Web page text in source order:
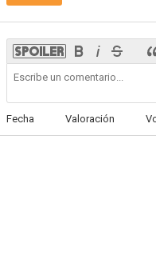
--
Fecha Valoración